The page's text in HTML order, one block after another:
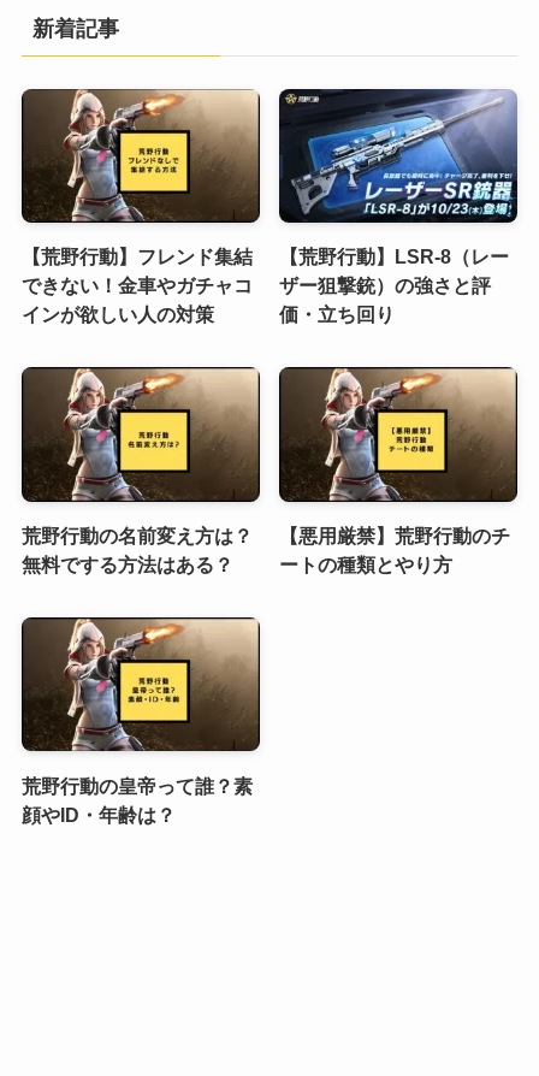
新着記事
【荒野行動】フレンド集結
できない！金車やガチャコ
インが欲しい人の対策
【荒野行動】LSR-8（レー
ザー狙撃銃）の強さと評
価・立ち回り
荒野行動の名前変え方は？
無料でする方法はある？
【悪用厳禁】荒野行動のチ
ートの種類とやり方
荒野行動の皇帝って誰？素
顔やID・年齢は？